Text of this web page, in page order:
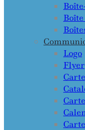
Logo
Flyer